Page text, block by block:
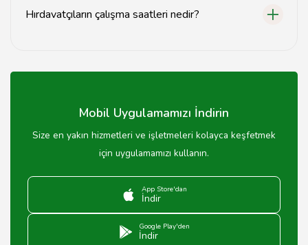
Hırdavatçıların çalışma saatleri nedir?
18:00, cumartesi ise 08:00-14:00 saatleri arasında
Mobil Uygulamamızı İndirin
Size en yakın hizmetleri ve işletmeleri kolayca keşfetmek
için uygulamamızı kullanın.
App Store'dan
İndir
Google Play'den
İndir